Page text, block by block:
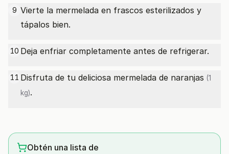
9 Vierte la mermelada en frascos esterilizados y
tápalos bien.
10 Deja enfriar completamente antes de refrigerar.
11 Disfruta de tu deliciosa mermelada de naranjas (1
kg).
Obtén una lista de